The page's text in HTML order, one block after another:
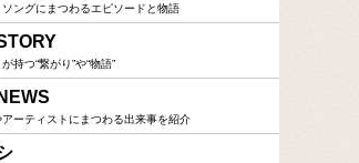
ングにまつわるエピソードと物語
持つ“繋がり”や“物語”
ーティストにまつわる出来事を紹介